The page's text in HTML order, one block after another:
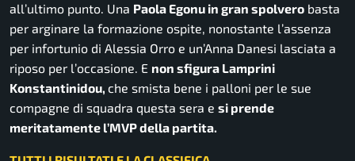
all’ultimo punto. Una Paola Egonu in gran spolvero basta
per arginare la formazione ospite, nonostante l’assenza
per infortunio di Alessia Orro e un’Anna Danesi lasciata a
riposo per l’occasione. E non sfigura Lamprini
Konstantinidou, che smista bene i palloni per le sue
compagne di squadra questa sera e si prende
meritatamente l’MVP della partita.